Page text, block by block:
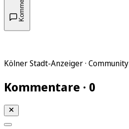
Kölner Stadt-Anzeiger · Community
Kommentare · 0